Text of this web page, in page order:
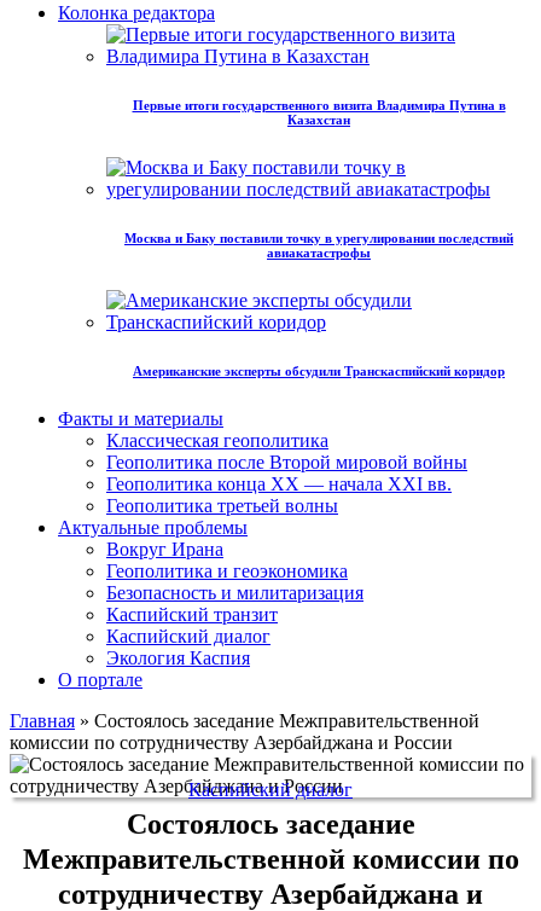
Колонка редактора
Первые итоги государственного визита Владимира Путина в
Казахстан
Москва и Баку поставили точку в урегулировании последствий
авиакатастрофы
Американские эксперты обсудили Транскаспийский коридор
Факты и материалы
Классическая геополитика
Геополитика после Второй мировой войны
Геополитика конца XX — начала XXI вв.
Геополитика третьей волны
Актуальные проблемы
Вокруг Ирана
Геополитика и геоэкономика
Безопасность и милитаризация
Каспийский транзит
Каспийский диалог
Экология Каспия
О портале
Главная » Состоялось заседание Межправительственной
комиссии по сотрудничеству Азербайджана и России
Каспийский диалог
Состоялось заседание
Межправительственной комиссии по
сотрудничеству Азербайджана и